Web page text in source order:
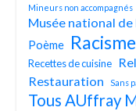
Mineurs non accompagnés
Musée national
Poème Racisme
Recettes de cuisine
Restauration Sans
Tous AUffray